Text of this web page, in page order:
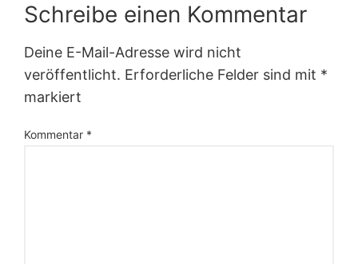
Schreibe einen Kommentar
Deine E-Mail-Adresse wird nicht
veröffentlicht. Erforderliche Felder sind mit *
markiert
Kommentar *